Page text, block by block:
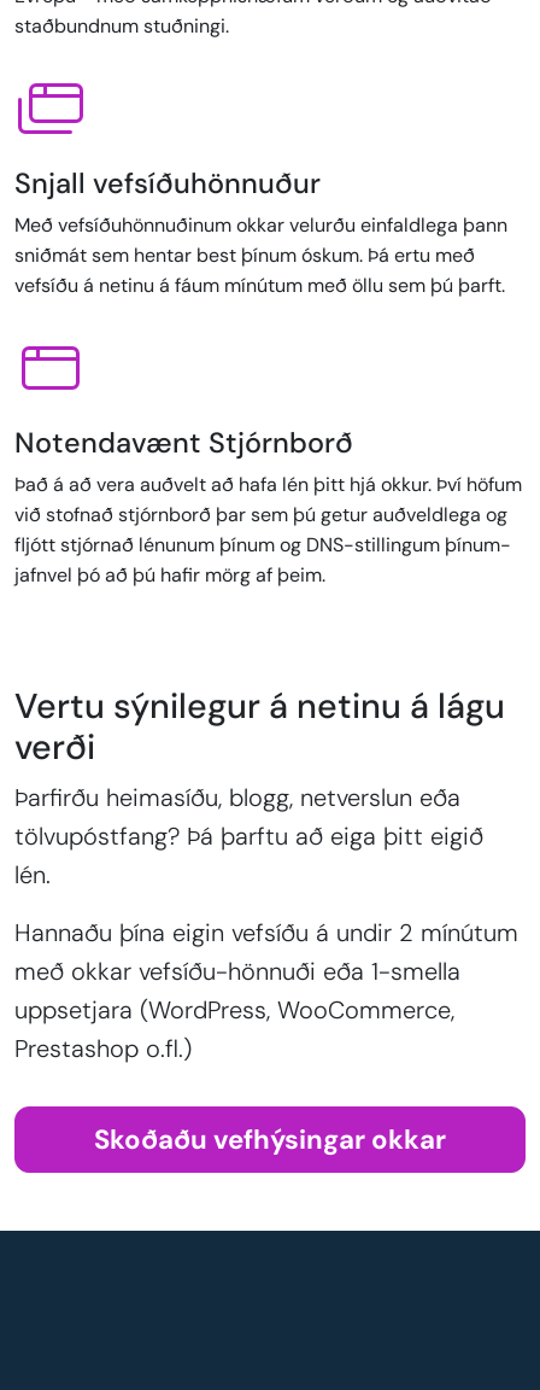
staðbundnum stuðningi.
Snjall vefsíðuhönnuður
Með vefsíðuhönnuðinum okkar velurðu einfaldlega þann
sniðmát sem hentar best þínum óskum. Þá ertu með
vefsíðu á netinu á fáum mínútum með öllu sem þú þarft.
Notendavænt Stjórnborð
Það á að vera auðvelt að hafa lén þitt hjá okkur. Því höfum
við stofnað stjórnborð þar sem þú getur auðveldlega og
fljótt stjórnað lénunum þínum og DNS-stillingum þínum-
jafnvel þó að þú hafir mörg af þeim.
Vertu sýnilegur á netinu á lágu
verði
Þarfirðu heimasíðu, blogg, netverslun eða
tölvupóstfang? Þá þarftu að eiga þitt eigið
lén.
Hannaðu þína eigin vefsíðu á undir 2 mínútum
með okkar vefsíðu-hönnuði eða 1-smella
uppsetjara (WordPress, WooCommerce,
Prestashop o.fl.)
Skoðaðu vefhýsingar okkar